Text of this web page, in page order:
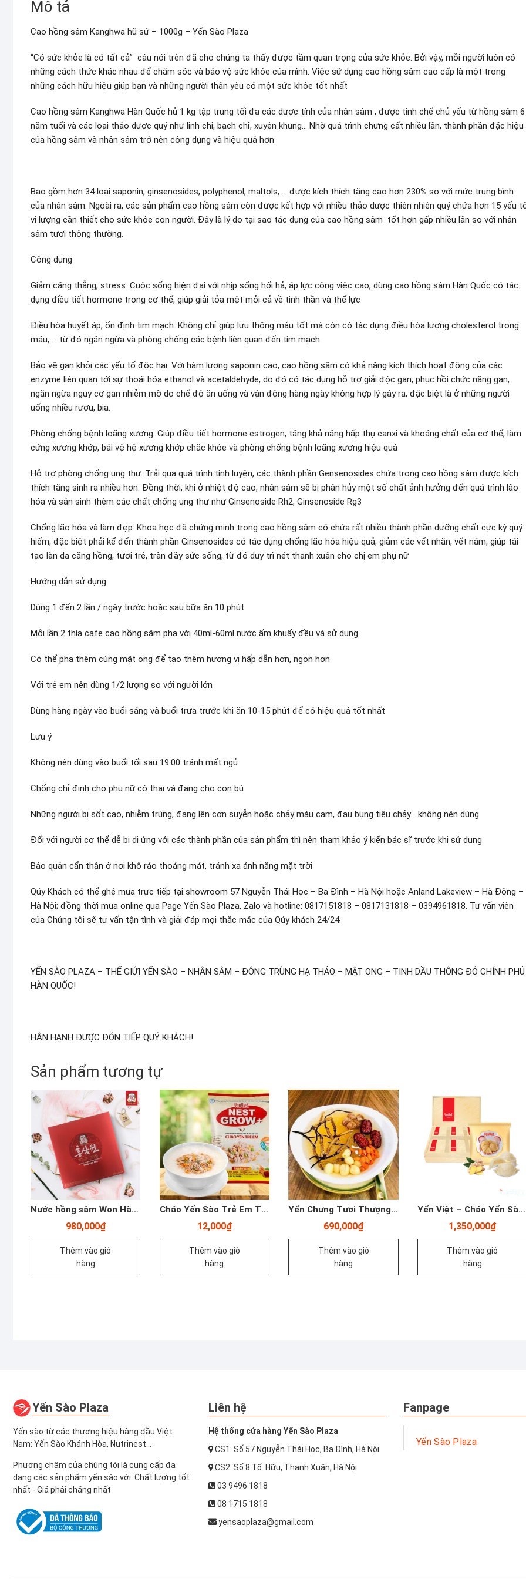
Mô tả
Cao hồng sâm Kanghwa hũ sứ – 1000g – Yến Sào Plaza
“Có sức khỏe là có tất cả” câu nói trên đã cho chúng ta thấy được tầm quan trọng của sức khỏe. Bởi vậy, mỗi người luôn có
những cách thức khác nhau để chăm sóc và bảo vệ sức khỏe của mình. Việc sử dụng cao hồng sâm cao cấp là một trong
những cách hữu hiệu giúp bạn và những người thân yêu có một sức khỏe tốt nhất
Cao hồng sâm Kanghwa Hàn Quốc hủ 1 kg tập trung tối đa các dược tính của nhân sâm , được tinh chế chủ yếu từ hồng sâm 6
năm tuổi và các loại thảo dược quý như linh chi, bạch chỉ, xuyên khung… Nhờ quá trình chưng cất nhiều lần, thành phần đặc hiệu
của hồng sâm và nhân sâm trở nên công dụng và hiệu quả hơn
Bao gồm hơn 34 loại saponin, ginsenosides, polyphenol, maltols, … được kích thích tăng cao hơn 230% so với mức trung bình
của nhân sâm. Ngoài ra, các sản phẩm cao hồng sâm còn được kết hợp với nhiều thảo dược thiên nhiên quý chứa hơn 15 yếu
vi lượng cần thiết cho sức khỏe con người. Đây là lý do tại sao tác dụng của cao hồng sâm tốt hơn gấp nhiều lần so với nhân
sâm tươi thông thường.
Công dụng
Giảm căng thẳng, stress: Cuộc sống hiện đại với nhịp sống hối hả, áp lực công việc cao, dùng cao hồng sâm Hàn Quốc có tác
dụng điều tiết hormone trong cơ thể, giúp giải tỏa mệt mỏi cả về tinh thần và thể lực
Điều hòa huyết áp, ổn định tim mạch: Không chỉ giúp lưu thông máu tốt mà còn có tác dụng điều hòa lượng cholesterol trong
máu, … từ đó ngăn ngừa và phòng chống các bệnh liên quan đến tim mạch
Bảo vệ gan khỏi các yếu tố độc hại: Với hàm lượng saponin cao, cao hồng sâm có khả năng kích thích hoạt động của các
enzyme liên quan tới sự thoái hóa ethanol và acetaldehyde, do đó có tác dụng hỗ trợ giải độc gan, phục hồi chức năng gan,
ngăn ngừa nguy cơ gan nhiễm mỡ do chế độ ăn uống và vận động hàng ngày không hợp lý gây ra, đặc biệt là ở những người
uống nhiều rượu, bia.
Phòng chống bệnh loãng xương: Giúp điều tiết hormone estrogen, tăng khả năng hấp thụ canxi và khoáng chất của cơ thể, làm
cứng xương khớp, bải vệ hệ xương khớp chắc khỏe và phòng chống bệnh loãng xương hiệu quả
Hỗ trợ phòng chống ung thư: Trải qua quá trình tinh luyện, các thành phần Gensenosides chứa trong cao hồng sâm được kích
thích tăng sinh ra nhiều hơn. Đồng thời, khi ở nhiệt độ cao, nhân sâm sẽ bị phân hủy một số chất ảnh hưởng đến quá trình lão
hóa và sản sinh thêm các chất chống ung thư như Ginsenoside Rh2, Ginsenoside Rg3
Chống lão hóa và làm đẹp: Khoa học đã chứng minh trong cao hồng sâm có chứa rất nhiều thành phần dưỡng chất cực kỳ quý
hiếm, đặc biệt phải kể đến thành phần Ginsenosides có tác dụng chống lão hóa hiệu quả, giảm các vết nhăn, vết nám, giúp tái
tạo làn da căng hồng, tươi trẻ, tràn đầy sức sống, từ đó duy trì nét thanh xuân cho chị em phụ nữ
Hướng dẫn sử dụng
Dùng 1 đến 2 lần / ngày trước hoặc sau bữa ăn 10 phút
Mỗi lần 2 thìa cafe cao hồng sâm pha với 40ml-60ml nước ấm khuấy đều và sử dụng
Có thể pha thêm cùng mật ong để tạo thêm hương vị hấp dẫn hơn, ngon hơn
Với trẻ em nên dùng 1/2 lượng so với người lớn
Dùng hàng ngày vào buổi sáng và buổi trưa trước khi ăn 10-15 phút để có hiệu quả tốt nhất
Lưu ý
Không nên dùng vào buổi tối sau 19:00 tránh mất ngủ
Chống chỉ định cho phụ nữ có thai và đang cho con bú
Những người bị sốt cao, nhiễm trùng, đang lên cơn suyễn hoặc chảy máu cam, đau bụng tiêu chảy… không nên dùng
Đối với người cơ thể dễ bị dị ứng với các thành phần của sản phẩm thì nên tham khảo ý kiến bác sĩ trước khi sử dụng
Bảo quản cẩn thận ở nơi khô ráo thoáng mát, tránh xa ánh nắng mặt trời
Qúy Khách có thể ghé mua trực tiếp tại showroom 57 Nguyễn Thái Học – Ba Đình – Hà Nội hoặc Anland Lakeview – Hà Đông –
Hà Nội; đồng thời mua online qua Page Yến Sào Plaza, Zalo và hotline: 0817151818 – 0817131818 – 0394961818. Tư vấn viên
của Chúng tôi sẽ tư vấn tận tình và giải đáp mọi thắc mắc của Qúy khách 24/24.
YẾN SÀO PLAZA – THẾ GIỨI YẾN SÀO – NHÂN SÂM – ĐÔNG TRÙNG HẠ THẢO – MẬT ONG – TINH DẦU THÔNG ĐỎ CHÍNH PHỦ
HÀN QUỐC!
HÂN HẠNH ĐƯỢC ĐÓN TIẾP QUÝ KHÁCH!
Sản phẩm tương tự
Nước hồng sâm Won Hàn Quốc – KGC – 70ml x 30 gói – Yến Sào Plaza
980,000₫
Thêm vào giỏ
hàng
Cháo Yến Sào Trẻ Em Thịt Băm Rau Củ – YenViet Nest Grow – Gói Lẻ – Yến Sào Plaza
12,000₫
Thêm vào giỏ
hàng
Yến Chưng Tươi Thượng Hạng- Đông Trùng Hạ Thảo Tây Tạng, Táo Đỏ, Long Nhãn, Hạt Sen, Kì Tử – 180ml
690,000₫
Thêm vào giỏ
hàng
Yến Việt – Cháo Yến Sào 3gram Với Gừng Tươi – Hộp 6 – Yến Sào Plaza
1,350,000₫
Thêm vào giỏ
hàng
Yến Sào Plaza
Yến sào từ các thương hiệu hàng đầu Việt
Nam: Yến Sào Khánh Hòa, Nutrinest...
Phương châm của chúng tôi là cung cấp đa
dạng các sản phẩm yến sào với: Chất lượng tốt
nhất - Giá phải chăng nhất
Liên hệ
Hệ thống cửa hàng Yến Sào Plaza
CS1: Số 57 Nguyễn Thái Học, Ba Đình, Hà Nội
CS2: Số 8 Tố Hữu, Thanh Xuân, Hà Nội
03 9496 1818
08 1715 1818
yensaoplaza@gmail.com
Fanpage
Yến Sào Plaza